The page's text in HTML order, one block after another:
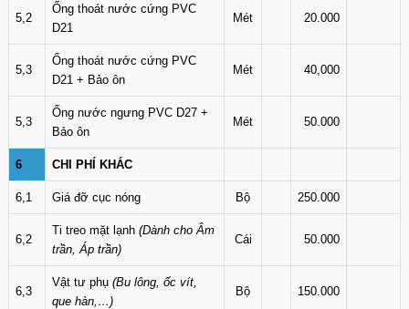
5,2
Ống thoát nước cứng PVC
D21
Mét 20.000
5,3
Ống thoát nước cứng PVC
D21 + Bảo ôn
Mét 40,000
5,3
Ống nước ngưng PVC D27 +
Bảo ôn
Mét 50.000
6 CHI PHÍ KHÁC
6,1 Giá đỡ cục nóng Bộ 250.000
6,2
Ti treo mặt lạnh (Dành cho Âm
trần, Áp trần)
Cái 50.000
6,3
Vật tư phụ (Bu lông, ốc vít,
que hàn,…)
Bộ 150.000